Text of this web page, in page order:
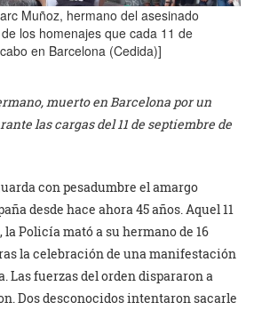
Muñoz, hermano del asesinado
los homenajes que cada 11 de
en Barcelona (Cedida)]
muerto en Barcelona por un
las cargas del 11 de septiembre de
con pesadumbre el amargo
desde hace ahora 45 años. Aquel 11
la Policía mató a su hermano de 16
la celebración de una manifestación
Las fuerzas del orden dispararon a
Dos desconocidos intentaron sacarle